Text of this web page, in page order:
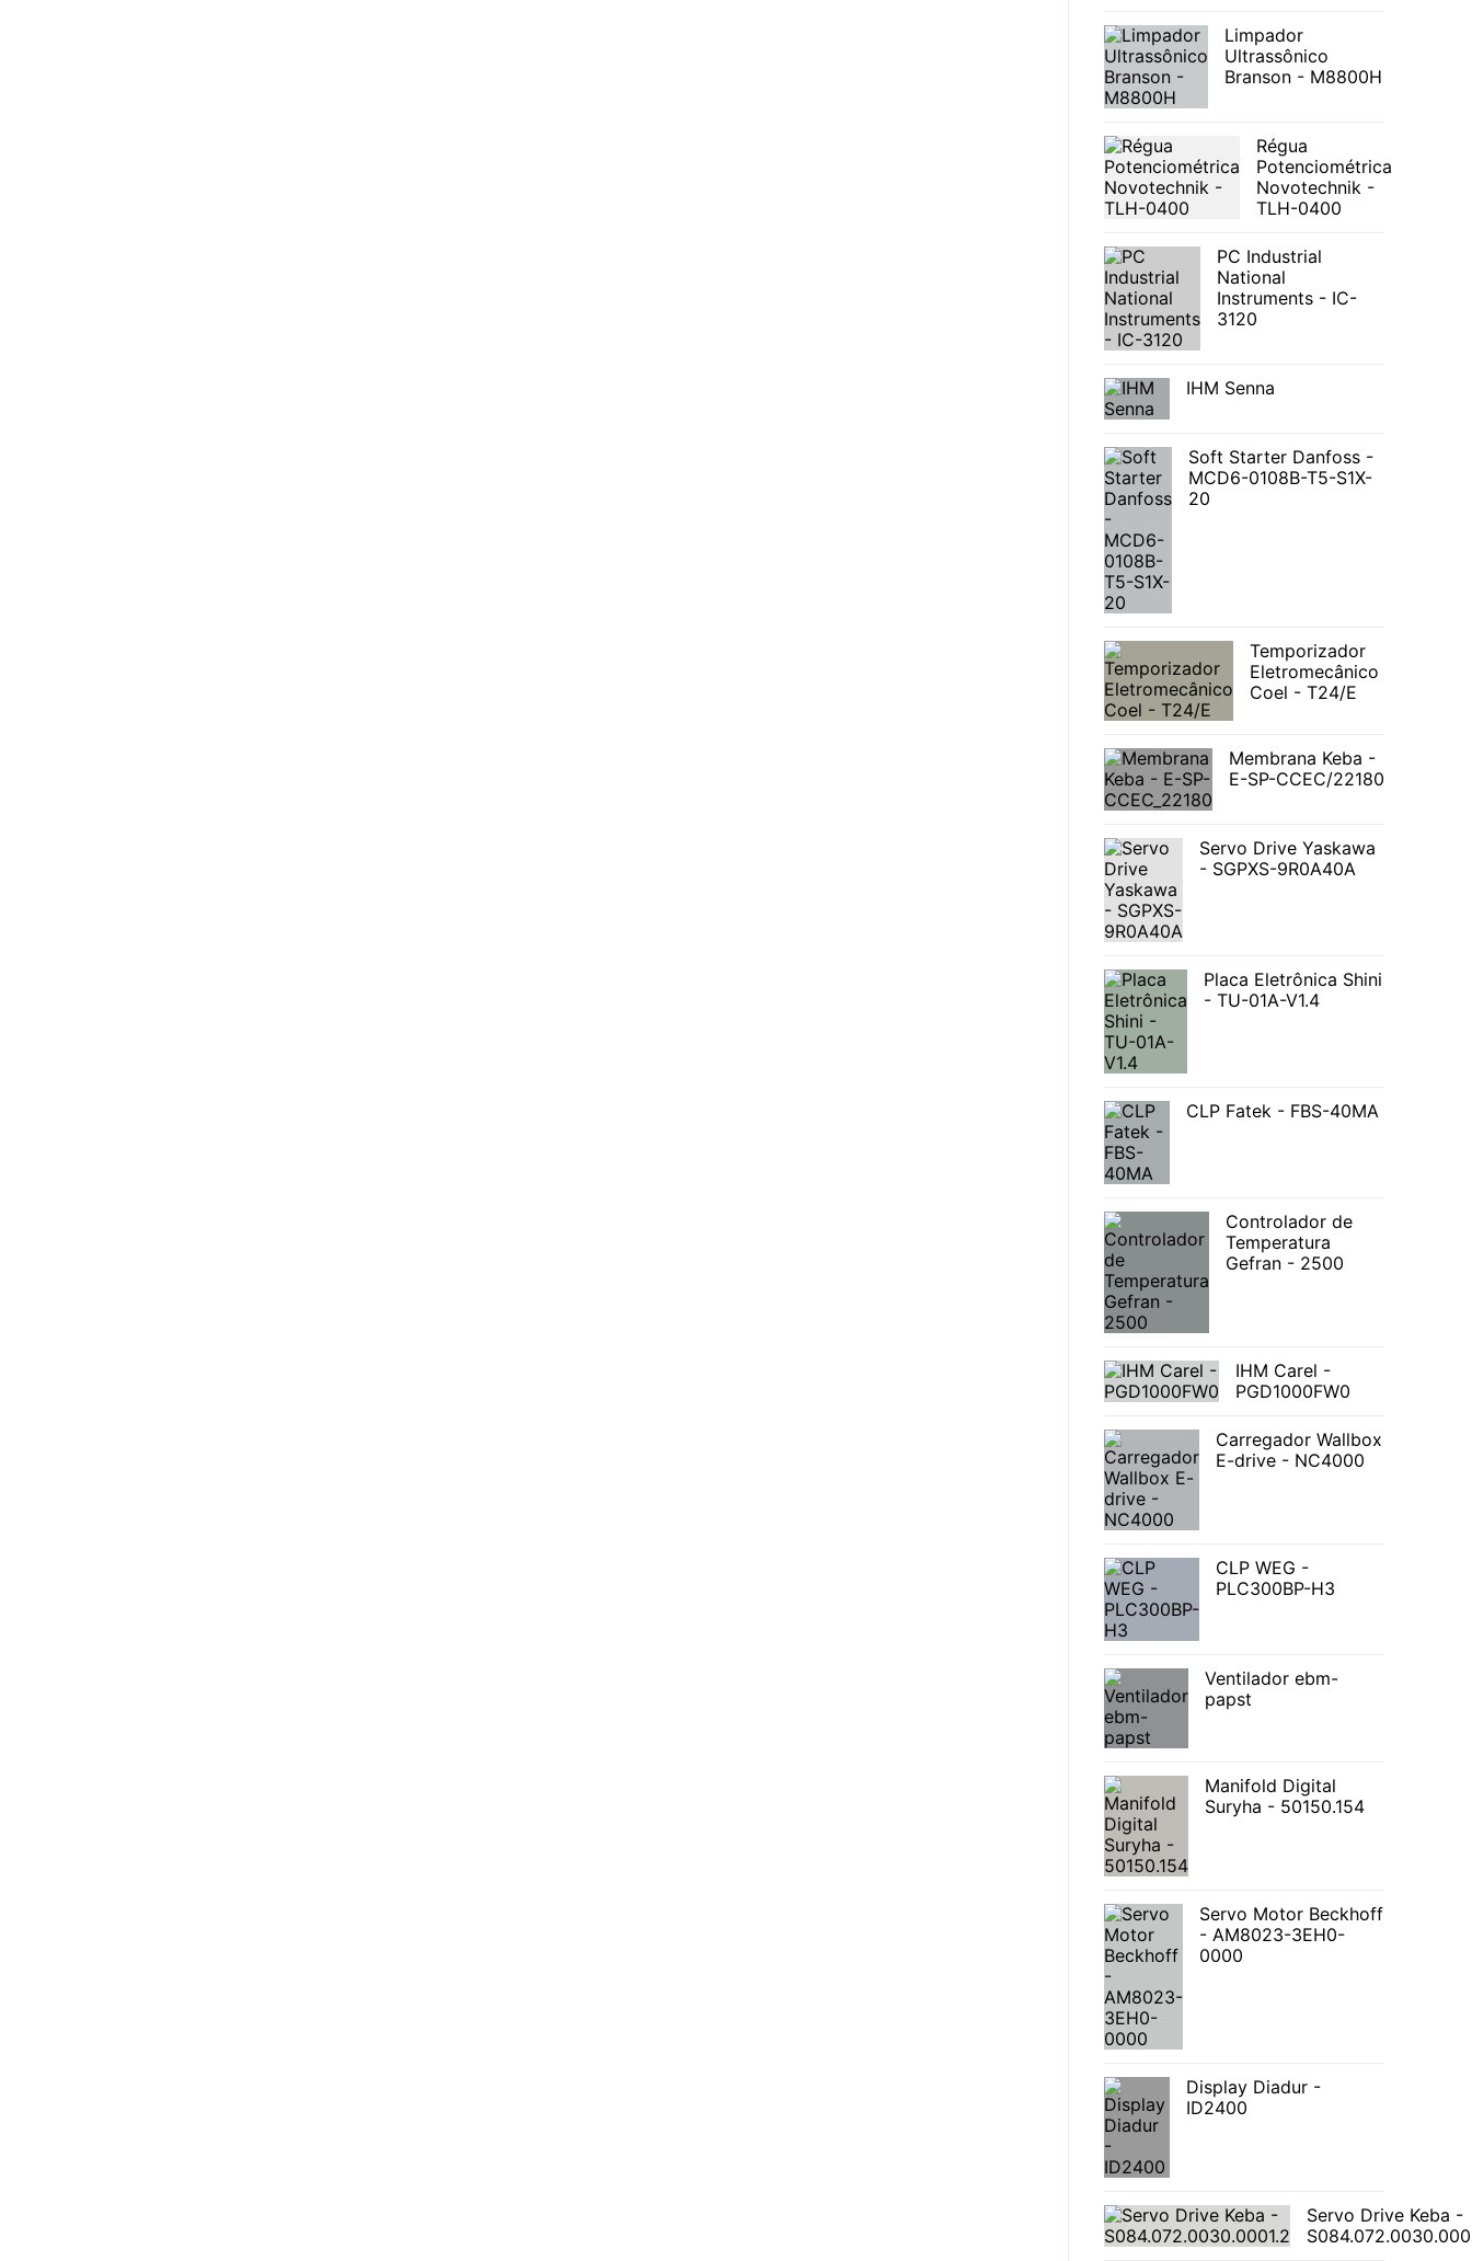
Limpador
Ultrassônico
Branson - M8800H
Régua
Potenciométrica
Novotechnik -
TLH-0400
PC Industrial
National
Instruments - IC-
3120
IHM Senna
Soft Starter Danfoss -
MCD6-0108B-T5-S1X-
20
Temporizador
Eletromecânico
Coel - T24/E
Membrana Keba -
E-SP-CCEC/22180
Servo Drive Yaskawa
- SGPXS-9R0A40A
Placa Eletrônica Shini
- TU-01A-V1.4
CLP Fatek - FBS-40MA
Controlador de
Temperatura
Gefran - 2500
IHM Carel -
PGD1000FW0
Carregador Wallbox
E-drive - NC4000
CLP WEG -
PLC300BP-H3
Ventilador ebm-
papst
Manifold Digital
Suryha - 50150.154
Servo Motor Beckhoff
- AM8023-3EH0-
0000
Display Diadur -
ID2400
Servo Drive Keba -